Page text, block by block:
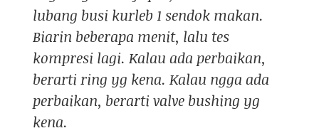
lubang busi kurleb 1 sendok makan.
Biarin beberapa menit, lalu tes
kompresi lagi. Kalau ada perbaikan,
berarti ring yg kena. Kalau ngga ada
perbaikan, berarti valve bushing yg
kena.